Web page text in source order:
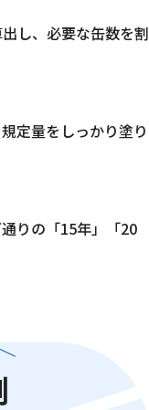
し、必要な缶数を割
定量をしっかり塗り
りの「15年」「20